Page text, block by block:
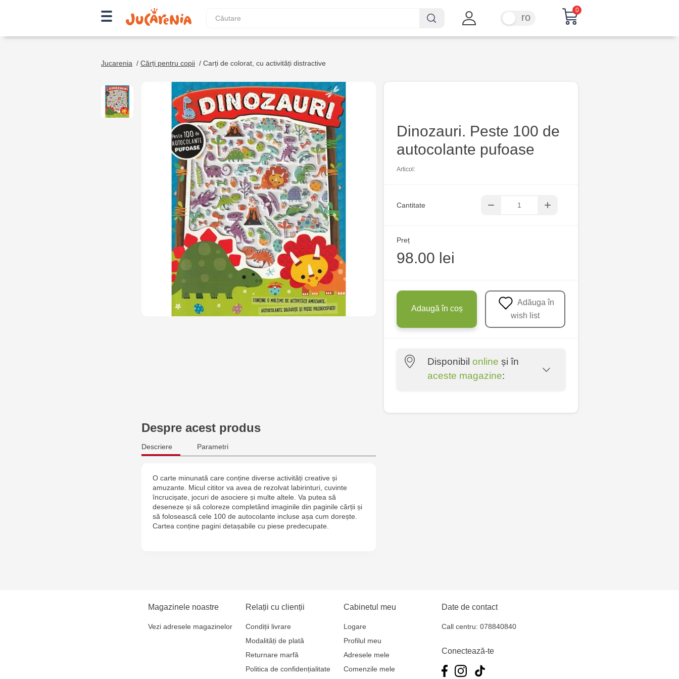
ro
0
Jucarenia / Cărți pentru copii / Carți de colorat, cu activități distractive
Dinozauri. Peste 100 de
autocolante pufoase
Articol:
Cantitate
Preț
98.00 lei
Adaugă în coș
wish list
Disponibil online și în
aceste magazine:
6
Despre acest produs
Descriere Parametri
O carte minunată care conține diverse activități creative și
amuzante. Micul cititor va avea de rezolvat labirinturi, cuvinte
încrucișate, jocuri de asociere și multe altele. Va putea să
deseneze și să coloreze completând imaginile din paginile cărții și
să folosească cele 100 de autocolante incluse așa cum dorește.
Cartea conține pagini detașabile cu piese predecupate.
Magazinele noastre
Vezi adresele magazinelor
Relații cu clienții
Condiții livrare
Modalități de plată
Returnare marfă
Politica de confidențialitate
Cabinetul meu
Logare
Profilul meu
Adresele mele
Comenzile mele
Date de contact
Call centru: 078840840
Conectează-te